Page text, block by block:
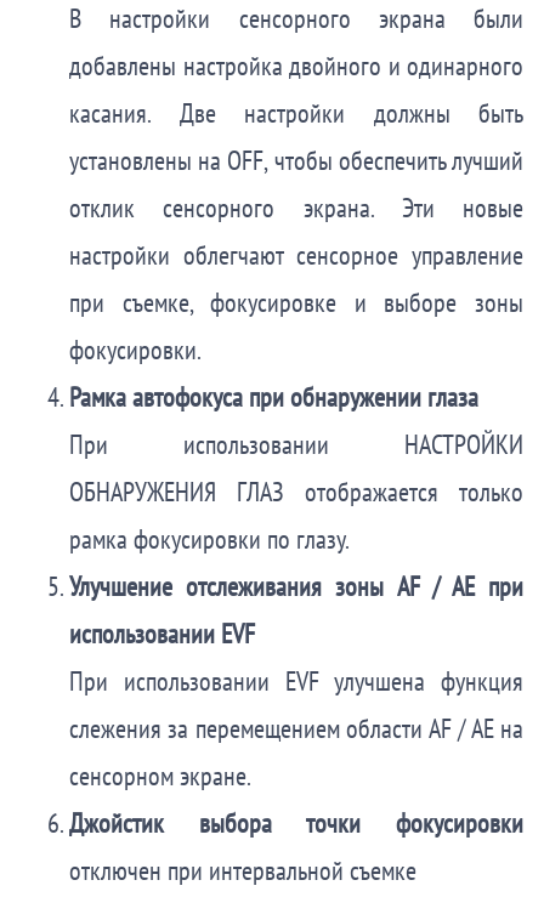
В настройки сенсорного экрана были
добавлены настройка двойного и одинарного
касания. Две настройки должны быть
установлены на OFF, чтобы обеспечить лучший
отклик сенсорного экрана. Эти новые
настройки облегчают сенсорное управление
при съемке, фокусировке и выборе зоны
фокусировки.
Рамка автофокуса при обнаружении глаза
При использовании НАСТРОЙКИ
ОБНАРУЖЕНИЯ ГЛАЗ отображается только
рамка фокусировки по глазу.
Улучшение отслеживания зоны AF / AE при
использовании EVF
При использовании EVF улучшена функция
слежения за перемещением области AF / AE на
сенсорном экране.
Джойстик выбора точки фокусировки
отключен при интервальной съемке